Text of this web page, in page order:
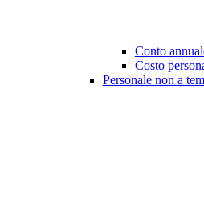
Conto
Costo
Personale non a